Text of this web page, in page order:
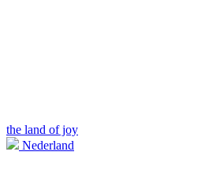
the land of joy
Nederland